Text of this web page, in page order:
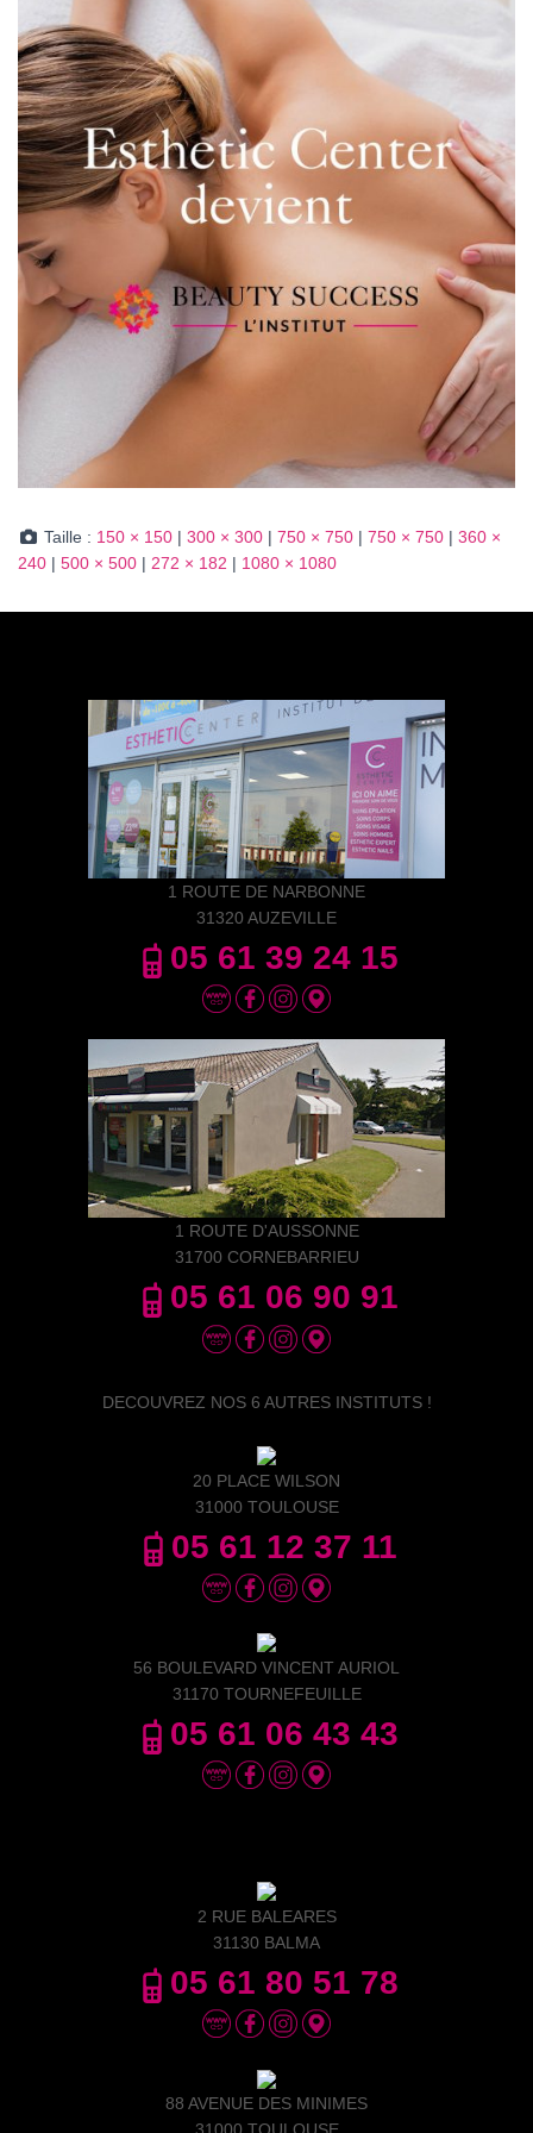
Taille : 150 × 150 | 300 × 300 | 750 × 750 | 750 × 750 | 360 ×
240 | 500 × 500 | 272 × 182 | 1080 × 1080
1 ROUTE DE NARBONNE
31320 AUZEVILLE
05 61 39 24 15
1 ROUTE D'AUSSONNE
31700 CORNEBARRIEU
05 61 06 90 91
DECOUVREZ NOS 6 AUTRES INSTITUTS !
20 PLACE WILSON
31000 TOULOUSE
05 61 12 37 11
56 BOULEVARD VINCENT AURIOL
31170 TOURNEFEUILLE
05 61 06 43 43
2 RUE BALEARES
31130 BALMA
05 61 80 51 78
88 AVENUE DES MINIMES